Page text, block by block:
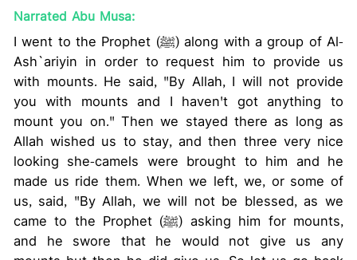
Narrated Abu Musa:
I went to the Prophet (ﷺ) along with a group of Al-
Ash`ariyin in order to request him to provide us
with mounts. He said, "By Allah, I will not provide
you with mounts and I haven't got anything to
mount you on." Then we stayed there as long as
Allah wished us to stay, and then three very nice
looking she-camels were brought to him and he
made us ride them. When we left, we, or some of
us, said, "By Allah, we will not be blessed, as we
came to the Prophet (ﷺ) asking him for mounts,
and he swore that he would not give us any